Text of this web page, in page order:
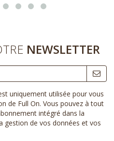
NEWSLETTER
uniquement utilisée pour vous
de Full On. Vous pouvez à tout
intégré dans la
gestion de vos données et vos